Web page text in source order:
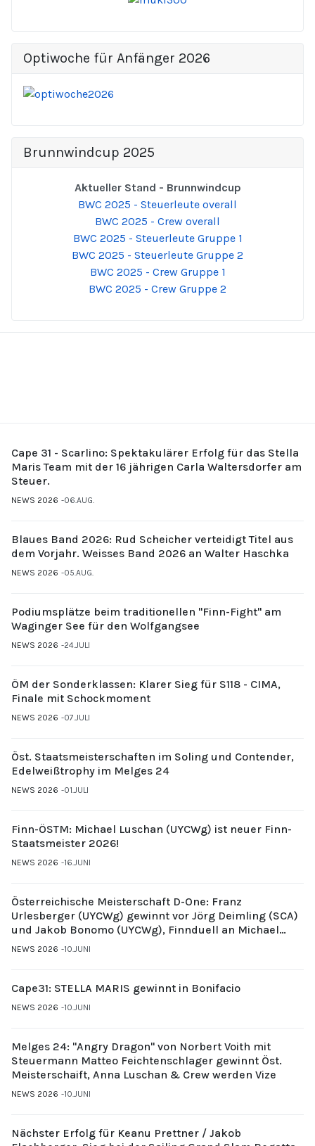
Optiwoche für Anfänger 2026
Brunnwindcup 2025
Aktueller Stand - Brunnwindcup
BWC 2025 - Steuerleute overall
BWC 2025 - Crew overall
BWC 2025 - Steuerleute Gruppe 1
BWC 2025 - Steuerleute Gruppe 2
BWC 2025 - Crew Gruppe 1
BWC 2025 - Crew Gruppe 2
Cape 31 - Scarlino: Spektakulärer Erfolg für das Stella
Maris Team mit der 16 jährigen Carla Waltersdorfer am
Steuer.
NEWS 2026 06.AUG.
Blaues Band 2026: Rud Scheicher verteidigt Titel aus
dem Vorjahr. Weisses Band 2026 an Walter Haschka
NEWS 2026 05.AUG.
Podiumsplätze beim traditionellen "Finn-Fight" am
Waginger See für den Wolfgangsee
NEWS 2026 24.JULI
ÖM der Sonderklassen: Klarer Sieg für S118 - CIMA,
Finale mit Schockmoment
NEWS 2026 07.JULI
Öst. Staatsmeisterschaften im Soling und Contender,
Edelweißtrophy im Melges 24
NEWS 2026 01.JULI
Finn-ÖSTM: Michael Luschan (UYCWg) ist neuer Finn-
Staatsmeister 2026!
NEWS 2026 16.JUNI
Österreichische Meisterschaft D-One: Franz
Urlesberger (UYCWg) gewinnt vor Jörg Deimling (SCA)
und Jakob Bonomo (UYCWg), Finnduell an Michael
Gubi (UYCMo)
NEWS 2026 10.JUNI
Cape31: STELLA MARIS gewinnt in Bonifacio
NEWS 2026 10.JUNI
Melges 24: "Angry Dragon" von Norbert Voith mit
Steuermann Matteo Feichtenschlager gewinnt Öst.
Meisterschaift, Anna Luschan & Crew werden Vize
NEWS 2026 10.JUNI
Nächster Erfolg für Keanu Prettner / Jakob